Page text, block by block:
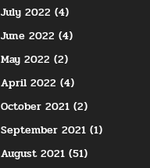
July 2022 (4)
June 2022 (4)
May 2022 (2)
April 2022 (4)
October 2021 (2)
September 2021 (1)
August 2021 (51)